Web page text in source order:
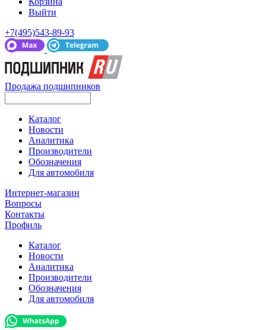
Выйти
+7(495)543-89-93
Продажа подшипников
Каталог
Новости
Аналитика
Производители
Обозначения
Для автомобиля
Интернет-магазин
Вопросы
Контакты
Профиль
Каталог
Новости
Аналитика
Производители
Обозначения
Для автомобиля